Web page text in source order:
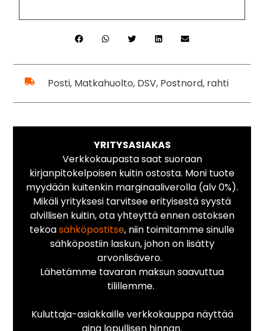
Posti, Matkahuolto, DSV, Postnord, rahti
YRITYSASIAKAS
Verkkokaupasta saat suoraan
kirjanpitokelpoisen kuitin ostosta. Moni tuote
myydään kuitenkin marginaaliverolla (alv 0%).
Mikäli yrityksesi tarvitsee erityisestä syystä
alvillisen kuitin, ota yhteyttä ennen ostoksen
tekoasähköpostitse, niin toimitamme sinulle
sähköpostiin laskun, johon on lisätty
arvonlisävero.
Lähetämme tavaran maksun saavuttua
tilillemme.
Kuluttaja-asiakkaille verkkokauppa näyttää
aina lopullisen hinnan.